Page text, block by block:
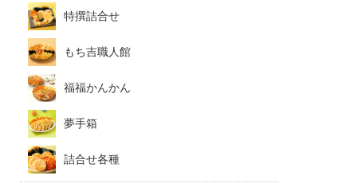
特撰詰合せ
もち吉職人館
福福かんかん
夢手箱
詰合せ各種